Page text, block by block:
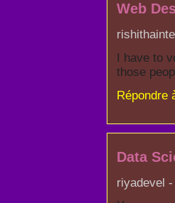
Web
I have to
those
Répondre
Data
riyadevel